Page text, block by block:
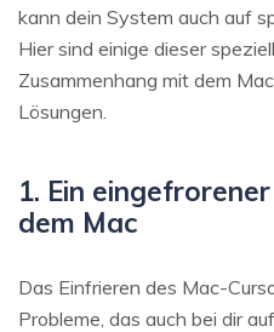
kann dein System auch auf
Hier sind einige dieser
Zusammenhang mit dem
Lösungen.
1. Ein
dem Mac
Das Einfrieren des Mac-
Probleme, das auch bei dir